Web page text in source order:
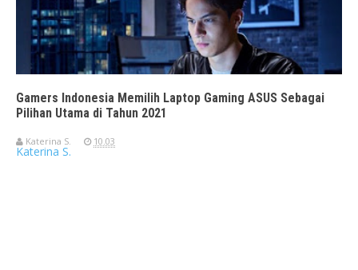
Gamers Indonesia Memilih Laptop Gaming ASUS Sebagai
Pilihan Utama di Tahun 2021
Katerina S. 10.03
Katerina S.